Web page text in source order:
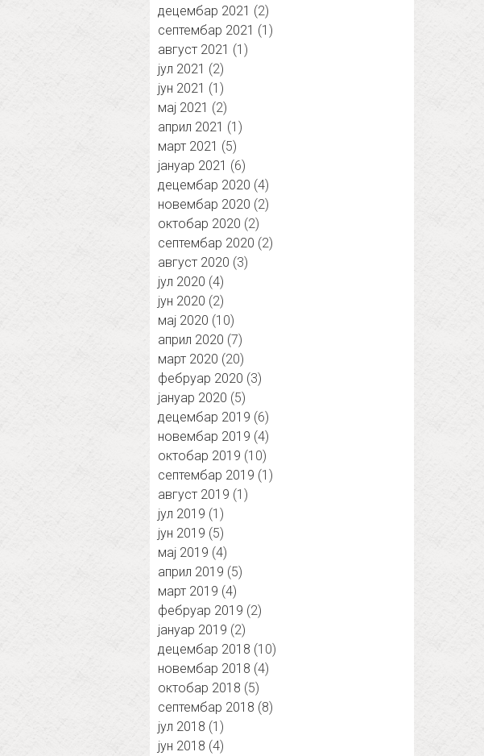
децембар 2021 (2)
септембар 2021 (1)
август 2021 (1)
јул 2021 (2)
јун 2021 (1)
мај 2021 (2)
април 2021 (1)
март 2021 (5)
јануар 2021 (6)
децембар 2020 (4)
новембар 2020 (2)
октобар 2020 (2)
септембар 2020 (2)
август 2020 (3)
јул 2020 (4)
јун 2020 (2)
мај 2020 (10)
април 2020 (7)
март 2020 (20)
фебруар 2020 (3)
јануар 2020 (5)
децембар 2019 (6)
новембар 2019 (4)
октобар 2019 (10)
септембар 2019 (1)
август 2019 (1)
јул 2019 (1)
јун 2019 (5)
мај 2019 (4)
април 2019 (5)
март 2019 (4)
фебруар 2019 (2)
јануар 2019 (2)
децембар 2018 (10)
новембар 2018 (4)
октобар 2018 (5)
септембар 2018 (8)
јул 2018 (1)
јун 2018 (4)